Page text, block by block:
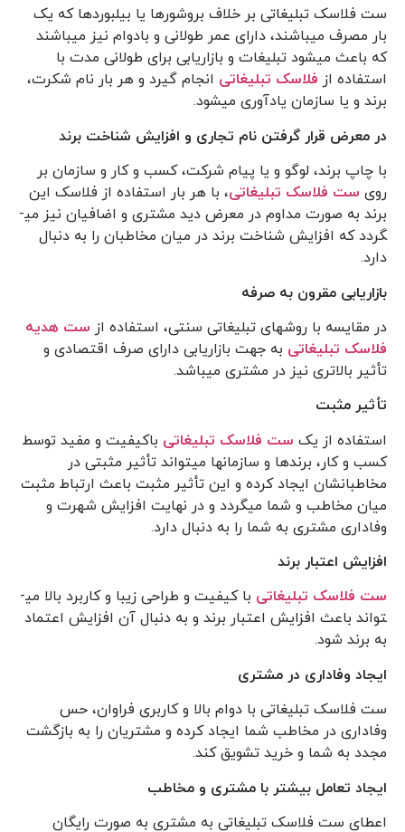
ست فلاسک تبلیغاتی بر خلاف بروشورها یا بیلبوردها که یک
بار مصرف می­باشند، دارای عمر طولانی و بادوام نیز می­باشند
که باعث می­شود تبلیغات و بازاریابی برای طولانی مدت با
استفاده از فلاسک تبلیغاتی انجام گیرد و هر بار نام شکرت،
برند و یا سازمان یادآوری می­شود.
در معرض قرار گرفتن نام تجاری و افزایش شناخت برند
با چاپ برند، لوگو و یا پیام شرکت، کسب و کار و سازمان بر
روی ست فلاسک تبلیغاتی، با هر بار استفاده از فلاسک این
برند به صورت مداوم در معرض دید مشتری و اضافیان نیز می­
گردد که افزایش شناخت برند در میان مخاطبان را به دنبال
دارد.
بازاریابی مقرون به صرفه
در مقایسه با روش­های تبلیغاتی سنتی، استفاده از ست هدیه
فلاسک تبلیغاتی به جهت بازاریابی دارای صرف اقتصادی و
تأثیر بالاتری نیز در مشتری می­باشد.
تأثیر مثبت
استفاده از یک ست فلاسک تبلیغاتی باکیفیت و مفید توسط
کسب و کار، برندها و سازمان­ها می­تواند تأثیر مثبتی در
مخاطبانشان ایجاد کرده و این تأثیر مثبت باعث ارتباط مثبت
میان مخاطب و شما می­گردد و در نهایت افزایش شهرت و
وفاداری مشتری به شما را به دنبال دارد.
افزایش اعتبار برند
ست فلاسک تبلیغاتیبا کیفیت و طراحی زیبا و کاربرد بالا می­
تواند باعث افزایش اعتبار برند و به دنبال آن افزایش اعتماد
به برند شود.
ایجاد وفاداری در مشتری
ست فلاسک تبلیغاتی با دوام بالا و کاربری فراوان، حس
وفاداری در مخاطب شما ایجاد کرده و مشتریان را به بازگشت
مجدد به شما و خرید تشویق کند.
ایجاد تعامل بیش­تر با مشتری و مخاطب
اعطای ست فلاسک تبلیغاتی به مشتری به صورت رایگان